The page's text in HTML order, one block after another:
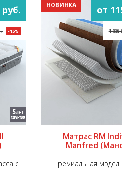
руб.
-15%
с
НОВИНКА от
135
Матрас RM
Manfred
Премиальная